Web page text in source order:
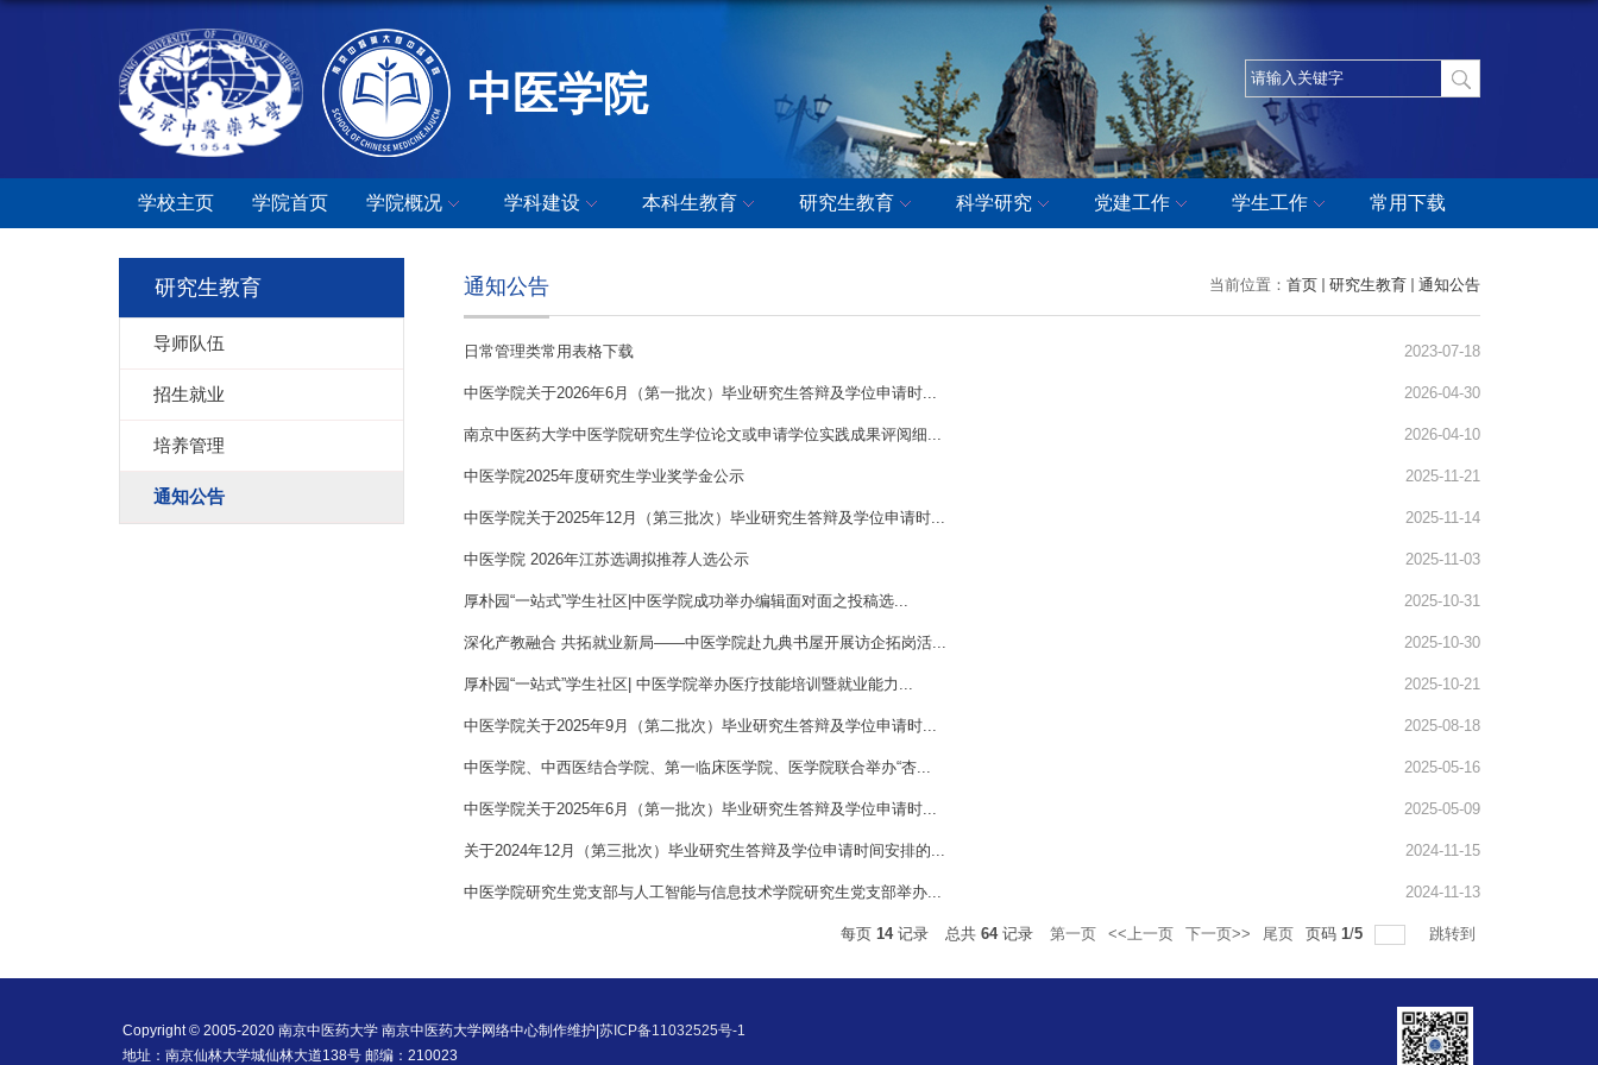
中医学院
学校主页 学院首页 学院概况 学科建设 本科生教育 研究生教育 科学研究 党建工作 学生工作 常用下载
研究生教育
导师队伍
招生就业
培养管理
通知公告
当前位置： 首页 研究生教育 通知公告
通知公告
日常管理类常用表格下载 2023-07-18
中医学院关于2026年6月（第一批次）毕业研究生答辩及学位申请时... 2026-04-30
南京中医药大学中医学院研究生学位论文或申请学位实践成果评阅细... 2026-04-10
中医学院2025年度研究生学业奖学金公示 2025-11-21
中医学院关于2025年12月（第三批次）毕业研究生答辩及学位申请时... 2025-11-14
中医学院 2026年江苏选调拟推荐人选公示 2025-11-03
厚朴园“一站式”学生社区|中医学院成功举办编辑面对面之投稿选... 2025-10-31
深化产教融合 共拓就业新局——中医学院赴九典书屋开展访企拓岗活... 2025-10-30
厚朴园“一站式”学生社区| 中医学院举办医疗技能培训暨就业能力... 2025-10-21
中医学院关于2025年9月（第二批次）毕业研究生答辩及学位申请时... 2025-08-18
中医学院、中西医结合学院、第一临床医学院、医学院联合举办“杏... 2025-05-16
中医学院关于2025年6月（第一批次）毕业研究生答辩及学位申请时... 2025-05-09
关于2024年12月（第三批次）毕业研究生答辩及学位申请时间安排的... 2024-11-15
中医学院研究生党支部与人工智能与信息技术学院研究生党支部举办... 2024-11-13
每页 14记录 总共 64记录 第一页 <<上一页 下一页>> 尾页 页码 1/5 跳转到
Copyright © 2005-2020 南京中医药大学 南京中医药大学网络中心制作维护| 苏ICP备11032525号-1
地址：南京仙林大学城仙林大道138号 邮编：210023